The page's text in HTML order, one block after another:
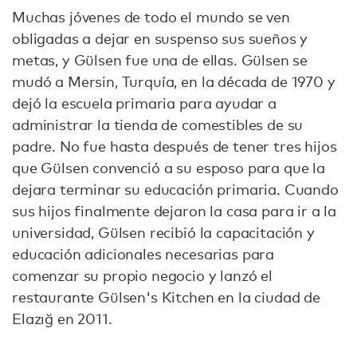
Muchas jóvenes de todo el mundo se ven
obligadas a dejar en suspenso sus sueños y
metas, y Gülsen fue una de ellas. Gülsen se
mudó a Mersin, Turquía, en la década de 1970 y
dejó la escuela primaria para ayudar a
administrar la tienda de comestibles de su
padre. No fue hasta después de tener tres hijos
que Gülsen convenció a su esposo para que la
dejara terminar su educación primaria. Cuando
sus hijos finalmente dejaron la casa para ir a la
universidad, Gülsen recibió la capacitación y
educación adicionales necesarias para
comenzar su propio negocio y lanzó el
restaurante Gülsen's Kitchen en la ciudad de
Elazığ en 2011.